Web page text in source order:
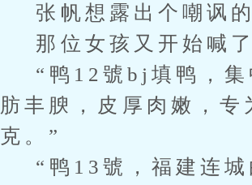
张帆想露出个嘲讽的
那位女孩又开始喊了
“鸭12號bj填鸭，集
肪丰腴，皮厚肉嫩，
克。”
“鸭13號，福建连城